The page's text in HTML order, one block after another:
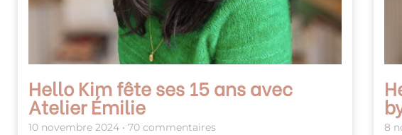
Hello Kim fête ses 15 ans avec
Atelier Émilie
10 novembre 2024 70 commentaires 8